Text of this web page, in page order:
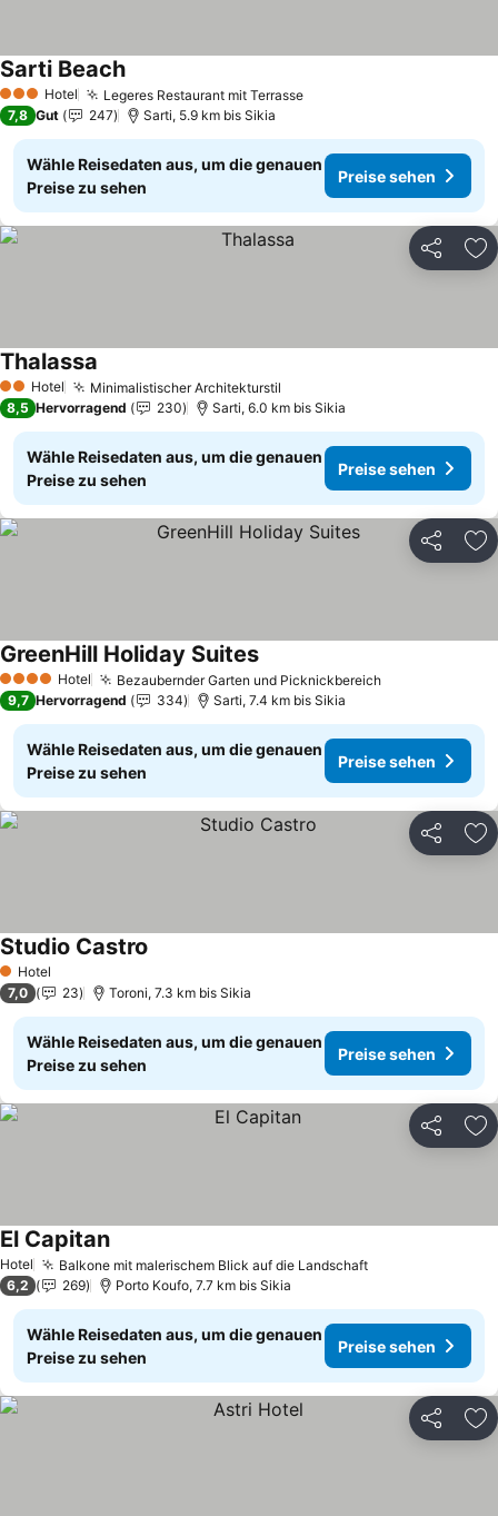
3 SterneHotel Legeres Restaurant mit Terrasse
Sarti Beach
7,8 Gut 247 Sarti, 5.9 km bis Sikia
Wähle Reisedaten aus, um die genauen
Preise zu sehen
Preise sehen
Teilen
2 Sterne
Hotel Minimalistischer Architekturstil
Thalassa
8,5 Hervorragend 230 Sarti, 6.0 km bis Sikia
Wähle Reisedaten aus, um die genauen
Preise zu sehen
Preise sehen
Teilen
4 Sterne Hotel Bezaubernder Garten und Picknickbereich
GreenHill Holiday Suites
9,7 Hervorragend 334 Sarti, 7.4 km bis Sikia
Wähle Reisedaten aus, um die genauen
Preise zu sehen
Preise sehen
Teilen
1 Sterne
Hotel
Studio Castro
7,0 23 Toroni, 7.3 km bis Sikia
Wähle Reisedaten aus, um die genauen
Preise zu sehen
Preise sehen
Teilen
Hotel Balkone mit malerischem Blick auf die Landschaft
El Capitan
6,2 269 Porto Koufo, 7.7 km bis Sikia
Wähle Reisedaten aus, um die genauen
Preise zu sehen
Preise sehen
Teilen